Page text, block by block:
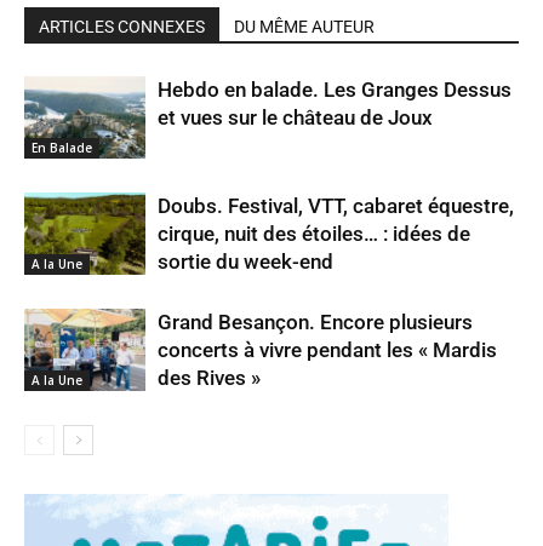
ARTICLES CONNEXES DU MÊME AUTEUR
En Balade
Hebdo en balade. Les Granges Dessus
et vues sur le château de Joux
A la Une
Doubs. Festival, VTT, cabaret équestre,
cirque, nuit des étoiles… : idées de
sortie du week-end
A la Une
Grand Besançon. Encore plusieurs
concerts à vivre pendant les « Mardis
des Rives »